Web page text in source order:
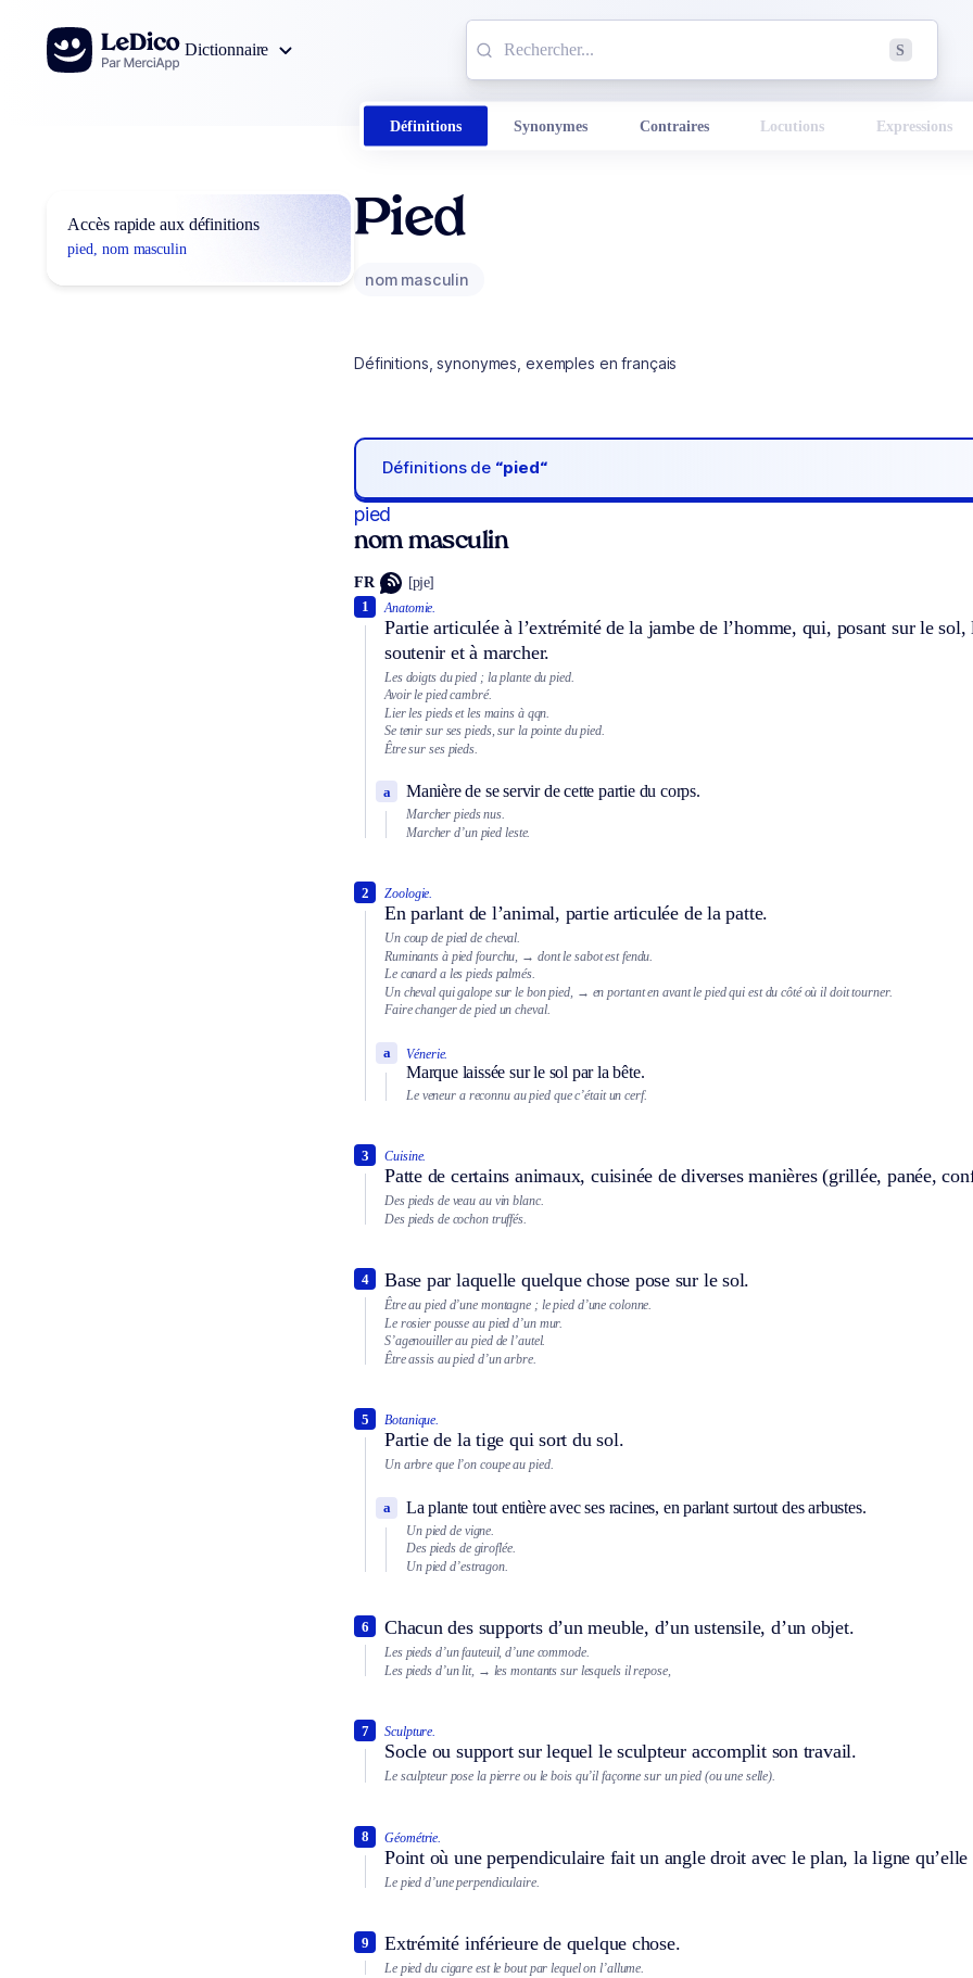
Aller au contenu
Dictionnaire
S
Définitions Synonymes Contraires Locutions Expressions
Accès rapide aux définitions
pied, nom masculin
Pied
nom masculin
Définitions, synonymes, exemples en français
Définitions de “pied“
pied
nom masculin
FR [pje]
Anatomie.
Partie articulée à l’extrémité de la jambe de l’homme, qui, posant sur le sol,
soutenir et à marcher.
1
Les doigts du pied ; la plante du pied.
Avoir le pied cambré.
Lier les pieds et les mains à qqn.
Se tenir sur ses pieds, sur la pointe du pied.
Être sur ses pieds.
Manière de se servir de cette partie du corps.
a
Marcher pieds nus.
Marcher d’un pied leste.
Zoologie.
En parlant de l’animal, partie articulée de la patte.
2
Un coup de pied de cheval.
Ruminants à pied fourchu, → dont le sabot est fendu.
Le canard a les pieds palmés.
Un cheval qui galope sur le bon pied, → en portant en avant le pied qui est du côté où il doit tourner.
Faire changer de pied un cheval.
Vénerie.
Marque laissée sur le sol par la bête.
a
Le veneur a reconnu au pied que c’était un cerf.
Cuisine.
Patte de certains animaux, cuisinée de diverses manières (grillée, panée,
3
Des pieds de veau au vin blanc.
Des pieds de cochon truffés.
Base par laquelle quelque chose pose sur le sol.
4
Être au pied d’une montagne ; le pied d’une colonne.
Le rosier pousse au pied d’un mur.
S’agenouiller au pied de l’autel.
Être assis au pied d’un arbre.
Botanique.
Partie de la tige qui sort du sol.
5
Un arbre que l’on coupe au pied.
La plante tout entière avec ses racines, en parlant surtout des arbustes.
a
Un pied de vigne.
Des pieds de giroflée.
Un pied d’estragon.
Chacun des supports d’un meuble, d’un ustensile, d’un objet.
6
Les pieds d’un fauteuil, d’une commode.
Les pieds d’un lit, → les montants sur lesquels il repose,
Sculpture.
Socle ou support sur lequel le sculpteur accomplit son travail.
7
Le sculpteur pose la pierre ou le bois qu’il façonne sur un pied (ou une selle).
Géométrie.
Point où une perpendiculaire fait un angle droit avec le plan, la ligne qu’elle
8
Le pied d’une perpendiculaire.
Extrémité inférieure de quelque chose.
9
Le pied du cigare est le bout par lequel on l’allume.